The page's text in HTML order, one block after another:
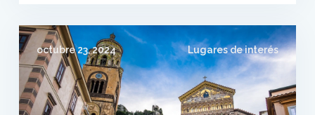
octubre 23, 2024 Lugares de interés